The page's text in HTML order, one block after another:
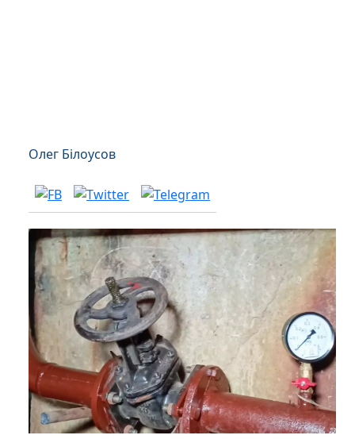
Олег Білоусов